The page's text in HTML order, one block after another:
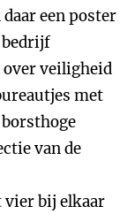
een poster
bedrijf
over veiligheid
met
van de
vier bij elkaar